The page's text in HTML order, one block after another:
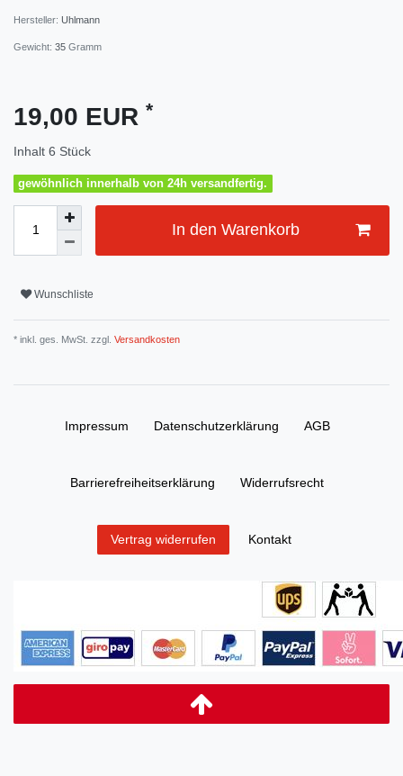
Hersteller: Uhlmann
Gewicht: 35 Gramm
19,00 EUR *
Inhalt 6 Stück
gewöhnlich innerhalb von 24h versandfertig.
In den Warenkorb
Wunschliste
* inkl. ges. MwSt. zzgl. Versandkosten
Impressum Daten­schutz­erklärung AGB
Barrierefreiheitserklärung Widerrufs­recht
Vertrag widerrufen Kontakt